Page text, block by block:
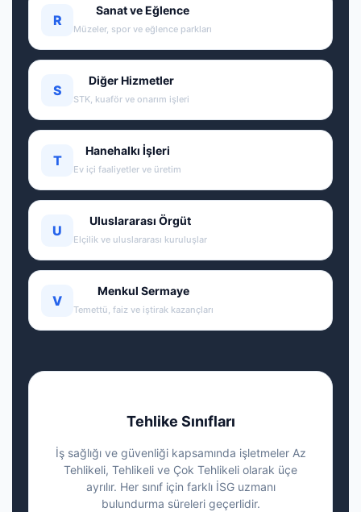
R
Sanat ve Eğlence
Müzeler, spor ve eğlence parkları
S
Diğer Hizmetler
STK, kuaför ve onarım işleri
T
Hanehalkı İşleri
Ev içi faaliyetler ve üretim
U
Uluslararası Örgüt
Elçilik ve uluslararası kuruluşlar
V
Menkul Sermaye
Temettü, faiz ve iştirak kazançları
Tehlike Sınıfları
İş sağlığı ve güvenliği kapsamında işletmeler Az
Tehlikeli, Tehlikeli ve Çok Tehlikeli olarak üçe
ayrılır. Her sınıf için farklı İSG uzmanı
bulundurma süreleri geçerlidir.